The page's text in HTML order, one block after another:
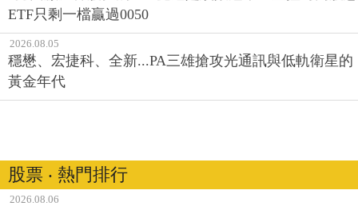
ETF只剩一檔贏過0050
2026.08.05
穩懋、宏捷科、全新...PA三雄搶攻光通訊與低軌衛星的
黃金年代
股票 ‧ 熱門排行
2026.08.06